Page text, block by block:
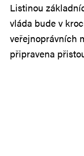
Listinou
vláda bude v
veřejnoprávních
připravena